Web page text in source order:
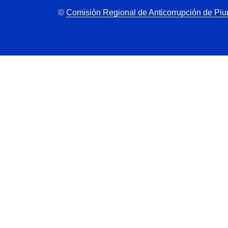
© Comisión Regional de Anticorrupción de